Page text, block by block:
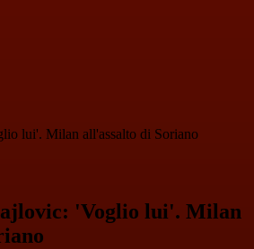
lui'. Milan all'assalto di Soriano
'Voglio lui'. Milan